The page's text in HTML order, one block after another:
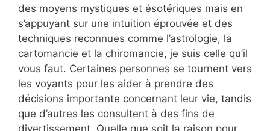
des moyens mystiques et ésotériques mais en
s’appuyant sur une intuition éprouvée et des
techniques reconnues comme l’astrologie, la
cartomancie et la chiromancie, je suis celle qu’il
vous faut. Certaines personnes se tournent vers
les voyants pour les aider à prendre des
décisions importante concernant leur vie, tandis
que d’autres les consultent à des fins de
divertissement. Quelle que soit la raison pour